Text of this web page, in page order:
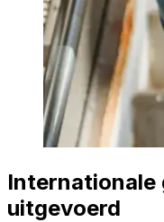
uitgevoerd